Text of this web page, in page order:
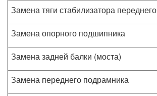
Замена тяги стабилизатора переднего
Замена опорного подшипника
Замена задней балки (моста)
Замена переднего подрамника